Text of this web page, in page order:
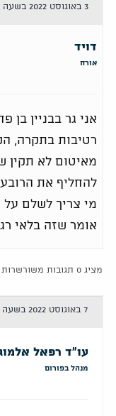
3 באוגוסט 2022 בשעה 20:07
דויד
אורח
רטיבות בתקרה,
מאיטום לא תקין
להחליף את
מי צריך לשלם על
אומר שזה בלאי
מציג 0 תגובות משורשרות
7 באוגוסט 2022 בשעה 11:44
עו"ד רפאל
מנהל בפורום